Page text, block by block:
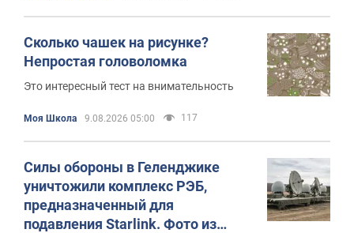
Сколько чашек на рисунке?
Непростая головоломка
Это интересный тест на внимательность
Моя Школа 9.08.2026 05:00 117
Силы обороны в Геленджике
уничтожили комплекс РЭБ,
предназначенный для
подавления Starlink. Фото из